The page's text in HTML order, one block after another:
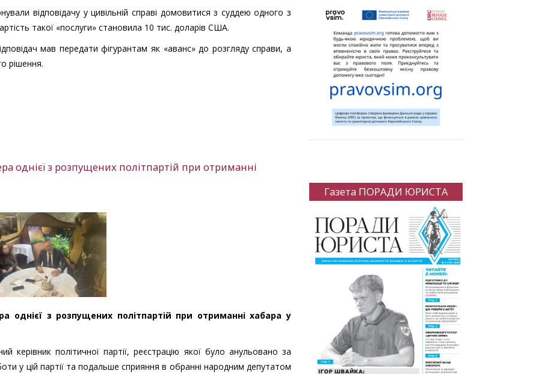
відповідачу у цивільній справі домовитися з суддею одного з
такої «послуги» становила 10 тис. доларів США.
мав передати фігурантам як «аванс» до розгляду справи, а
рішення.
однієї з розпущених політпартій при отриманні
однієї з розпущених політпартій при отриманні хабара у
керівник політичної партії, реєстрацію якої було анульовано за
у цій партії та подальше сприяння в обранні народним депутатом
Газета ПОРАДИ ЮРИСТА